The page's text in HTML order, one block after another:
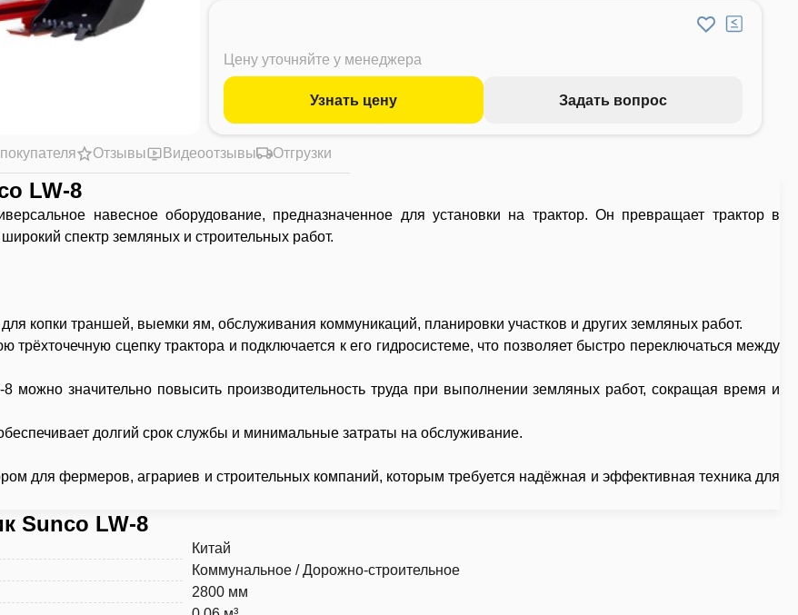
Цену уточняйте у менеджера
Узнать цену Задать вопрос
Отзывы Видеоотзывы Отгрузки
LW-8
навесное оборудование, предназначенное для установки на трактор. Он превращает трактор в
спектр земляных и строительных работ.
копки траншей, выемки ям, обслуживания коммуникаций, планировки участков и других земляных работ.
трёхточечную сцепку трактора и подключается к его гидросистеме, что позволяет быстро переключаться между
можно значительно повысить производительность труда при выполнении земляных работ, сокращая время и
долгий срок службы и минимальные затраты на обслуживание.
для фермеров, аграриев и строительных компаний, которым требуется надёжная и эффективная техника для
Sunco LW-8
Китай
Коммунальное / Дорожно-строительное
2800 мм